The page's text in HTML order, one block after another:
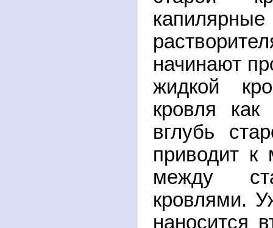
начинают
жидкой
кровля
вглубь
приводит к
между
кровлями.
наносится